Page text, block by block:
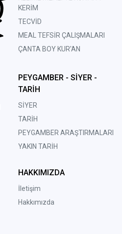
KERİM
TECVİD
MEAL TEFSİR ÇALIŞMALARI
ÇANTA BOY KUR'AN
PEYGAMBER - SİYER -
TARİH
SİYER
TARİH
PEYGAMBER ARAŞTIRMALARI
YAKIN TARİH
HAKKIMIZDA
İletişim
Hakkımızda